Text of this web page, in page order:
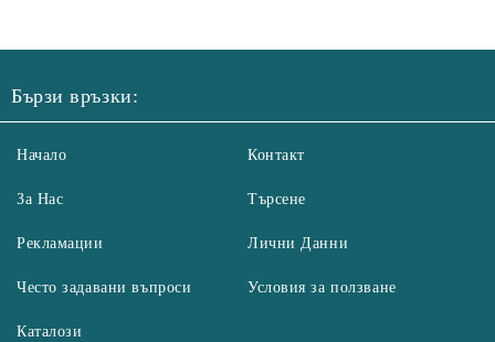
Бързи връзки:
Начало
За Нас
Рекламации
Често задавани въпроси
Контакт
Търсене
Лични Данни
Условия за ползване
Каталози